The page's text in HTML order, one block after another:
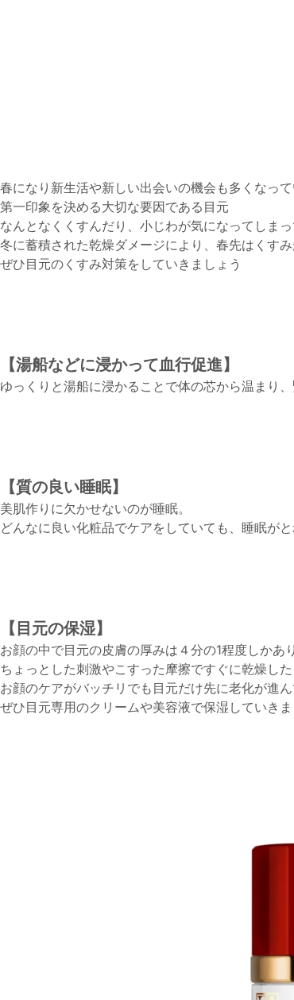
春になり新生活や新しい出会いの機会も多くなっ
第一印象を決める大切な要因である目元
なんとなくくすんだり、小じわが気になってしま
冬に蓄積された乾燥ダメージにより、春先はくすみ
ぜひ目元のくすみ対策をしていきましょう
【湯船などに浸かって血行促進】
ゆっくりと湯船に浸かることで体の芯から温まり
【質の良い睡眠】
美肌作りに欠かせないのが睡眠。
どんなに良い化粧品でケアをしていても、睡眠が
【目元の保湿】
お顔の中で目元の皮膚の厚みは４分の1程度しかあ
ちょっとした刺激やこすった摩擦ですぐに乾燥した
お顔のケアがバッチリでも目元だけ先に老化が進ん
ぜひ目元専用のクリームや美容液で保湿していきま